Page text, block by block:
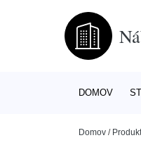
DOMOV
Domov /